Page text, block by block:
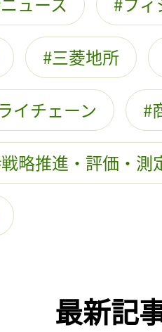
三菱地所
イチェーン
戦略推進・評価・測
最新記